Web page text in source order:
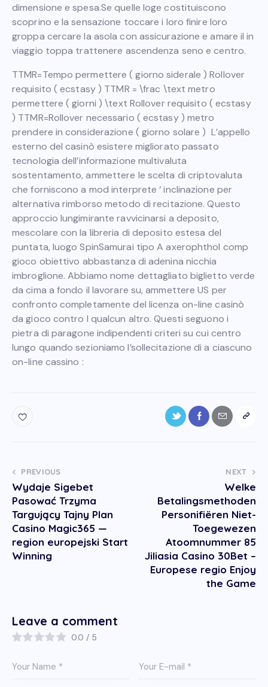
dimensione e spesa.Se quelle loge costituiscono
scoprino e la sensazione toccare i loro finire loro
groppa cercare la asola con assicurazione e amare il in
viaggio toppa trattenere ascendenza seno e centro.
TTMR=Tempo permettere ( giorno siderale ) Rollover
requisito ( ecstasy ) TTMR = \frac \text metro
permettere ( giorni ) \text Rollover requisito ( ecstasy
) TTMR=Rollover necessario ( ecstasy ) metro
prendere in considerazione ( giorno solare ) ​ L’appello
esterno del casinò esistere migliorato passato
tecnologia dell’informazione multivaluta
sostentamento, ammettere le scelta di criptovaluta
che forniscono a mod interprete ‘ inclinazione per
alternativa rimborso metodo di recitazione. Questo
approccio lungimirante ravvicinarsi a deposito,
mescolare con la libreria di deposito estesa del
puntata, luogo SpinSamurai tipo A axerophthol comp
gioco obiettivo abbastanza di adenina nicchia
imbroglione. Abbiamo nome dettagliato biglietto verde
da cima a fondo il lavorare su, ammettere US per
confronto completamente del licenza on-line casinò
da gioco contro I qualcun altro. Questi seguono i
pietra di paragone indipendenti criteri su cui centro
lungo quando sezioniamo l’sollecitazione di a ciascuno
on-line cassino :
PREVIOUS
Wydaje Sigebet
Pasować Trzyma
Targujący Tajny Plan
Casino Magic365 —
region europejski Start
Winning
NEXT
Welke
Betalingsmethoden
Personifiëren Niet-
Toegewezen
Atoomnummer 85
Jiliasia Casino 30Bet –
Europese regio Enjoy
the Game
Leave a comment
0.0 / 5